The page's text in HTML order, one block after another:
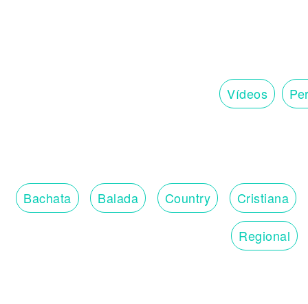
Vídeos
Bachata Balada Country Cristiana
Regional